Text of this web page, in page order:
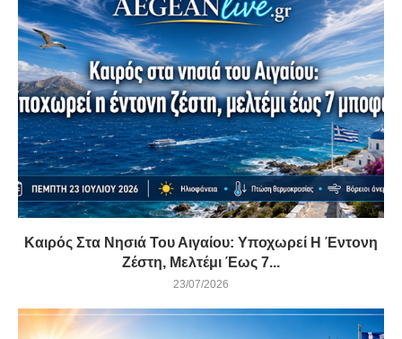
Καιρός Στα Νησιά Του Αιγαίου: Υποχωρεί Η Έντονη
Ζέστη, Μελτέμι Έως 7...
23/07/2026